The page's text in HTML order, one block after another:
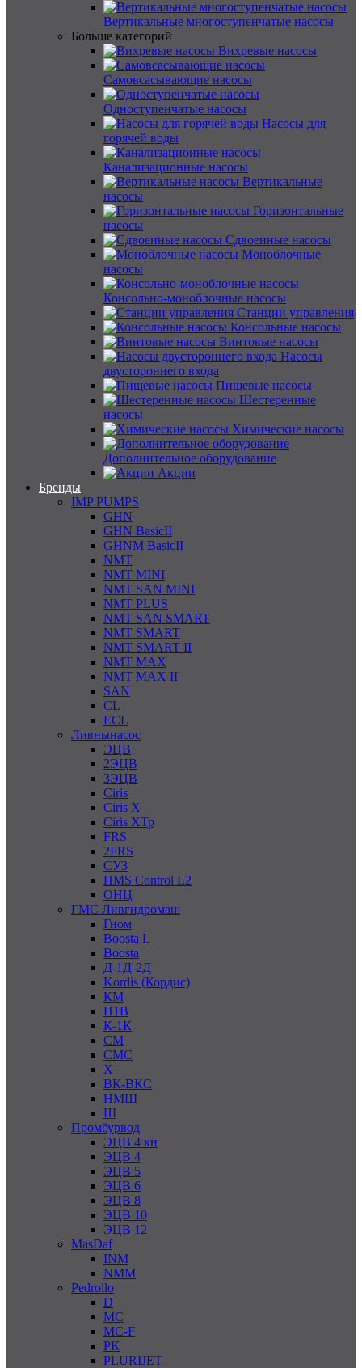
Вертикальные многоступенчатые насосы
Больше категорий
Вихревые насосы
Самовсасывающие насосы
Одноступенчатые насосы
Насосы для
горячей воды
Канализационные насосы
Вертикальные
насосы
Горизонтальные
насосы
Сдвоенные насосы
Моноблочные
насосы
Консольно-моноблочные насосы
Станции управления
Консольные насосы
Винтовые насосы
Насосы
двустороннего входа
Пищевые насосы
Шестеренные
насосы
Химические насосы
Дополнительное оборудование
Акции
Бренды
IMP PUMPS
GHN
GHN BasicII
GHNM BasicII
NMT
NMT MINI
NMT SAN MINI
NMT PLUS
NMT SAN SMART
NMT SMART
NMT SMART II
NMT MAX
NMT MAX II
SAN
CL
ECL
Ливнынасос
ЭЦВ
2ЭЦВ
3ЭЦВ
Ciris
Ciris X
Ciris ХТр
FRS
2FRS
СУЗ
HMS Control L2
ОНЦ
ГМС Ливгидромаш
Гном
Boosta L
Boosta
Д-1Д-2Д
Kordis (Кордис)
КМ
Н1В
К-1К
СМ
СМС
Х
ВК-ВКС
НМШ
Ш
Промбурвод
ЭЦВ 4 кн
ЭЦВ 4
ЭЦВ 5
ЭЦВ 6
ЭЦВ 8
ЭЦВ 10
ЭЦВ 12
MasDaf
INM
NMM
Pedrollo
D
MC
MC-F
PK
PLURIJET